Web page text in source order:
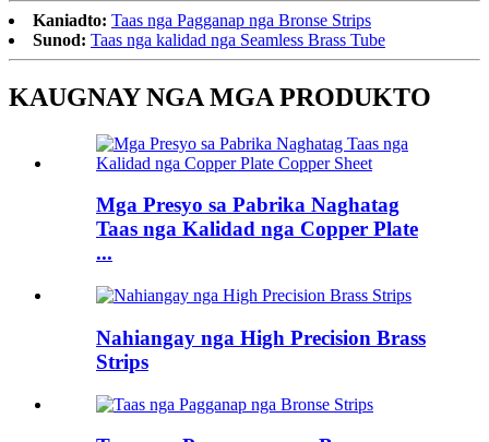
Kaniadto: Taas nga Pagganap nga Bronse Strips
Sunod: Taas nga kalidad nga Seamless Brass Tube
KAUGNAY NGA MGA PRODUKTO
Mga Presyo sa Pabrika Naghatag
Taas nga Kalidad nga Copper Plate
...
Nahiangay nga High Precision Brass
Strips